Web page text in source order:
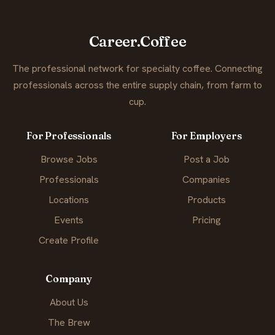
Career.Coffee
The professional network for specialty coffee. Connecting
professionals across the entire supply chain, from farm to
cup.
For Professionals
Browse Jobs
Professionals
Locations
Events
Create Profile
For Employers
Post a Job
Companies
Products
Pricing
Company
About Us
The Brew